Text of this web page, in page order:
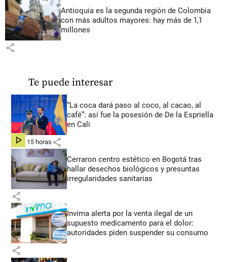
Antioquia es la segunda región de Colombia
con más adultos mayores: hay más de 1,1
millones
share
Te puede interesar
“La coca dará paso al coco, al cacao, al
café”: así fue la posesión de De la Espriella
en Cali
hace 15 horas share
Cerraron centro estético en Bogotá tras
hallar desechos biológicos y presuntas
irregularidades sanitarias
share
Invima alerta por la venta ilegal de un
supuesto medicamento para el dolor:
autoridades piden suspender su consumo
share